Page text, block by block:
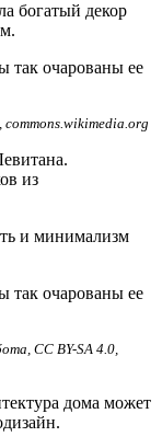
богатый декор
из
и минимализм
CC BY-SA 4.0,
дома может